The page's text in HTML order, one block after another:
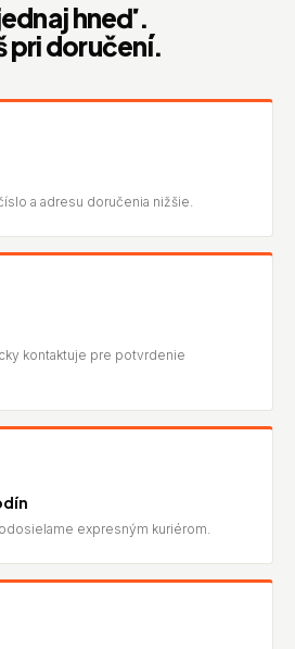
hneď.
pri doručení.
a adresu doručenia nižšie.
kontaktuje pre potvrdenie
expresným kuriérom.